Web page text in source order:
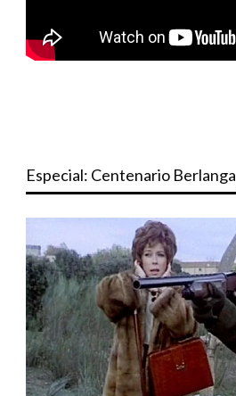
Especial: Centenario Berlanga